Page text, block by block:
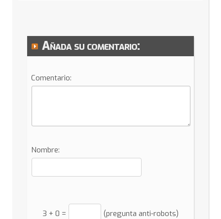
Añada su comentario:
Comentario:
Nombre:
3 + 0 = (pregunta anti-robots)